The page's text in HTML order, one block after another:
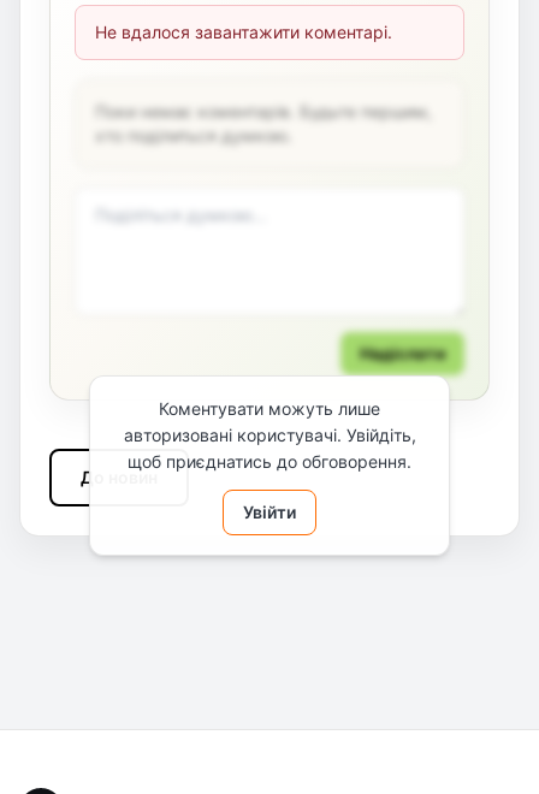
Не вдалося завантажити коментарі.
Поки немає коментарів. Будьте першим,
хто поділиться думкою.
Надіслати
Коментувати можуть лише
авторизовані користувачі. Увійдіть,
щоб приєднатись до обговорення.
Увійти
До новин